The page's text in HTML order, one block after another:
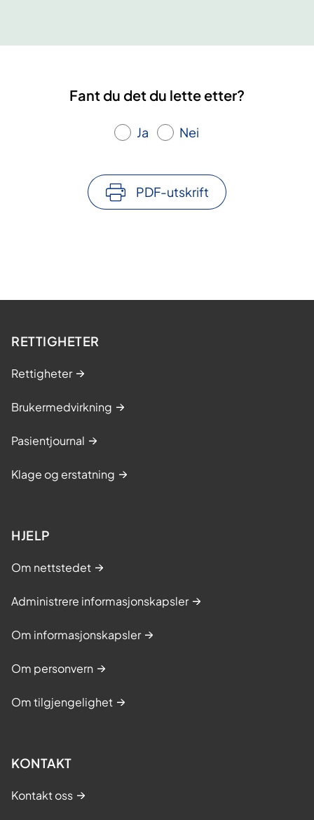
2
Fant du det du lette etter?
Ja Nei
PDF-utskrift
RETTIGHETER
Rettigheter
Brukermedvirkning
Pasientjournal
Klage og erstatning
HJELP
Om nettstedet
Administrere informasjonskapsler
Om informasjonskapsler
Om personvern
Om tilgjengelighet
KONTAKT
Kontakt oss